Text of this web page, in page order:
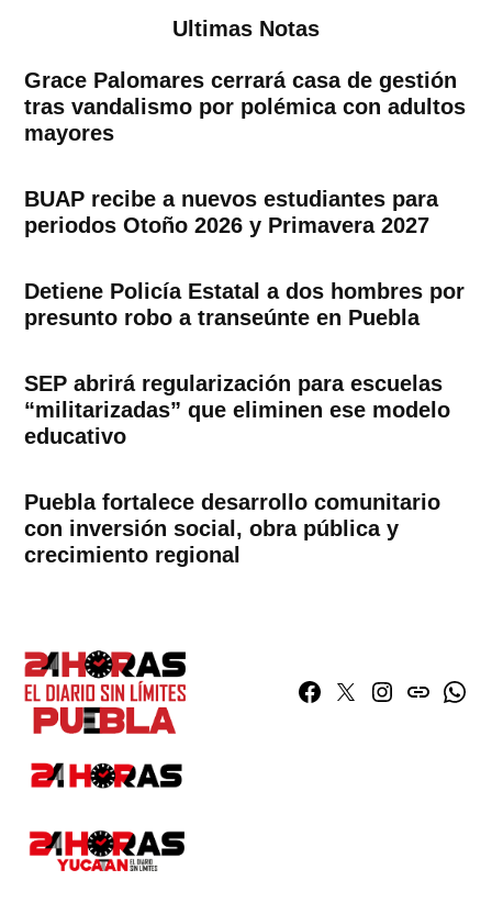
Ultimas Notas
Grace Palomares cerrará casa de gestión
tras vandalismo por polémica con adultos
mayores
BUAP recibe a nuevos estudiantes para
periodos Otoño 2026 y Primavera 2027
Detiene Policía Estatal a dos hombres por
presunto robo a transeúnte en Puebla
SEP abrirá regularización para escuelas
“militarizadas” que eliminen ese modelo
educativo
Puebla fortalece desarrollo comunitario
con inversión social, obra pública y
crecimiento regional
Facebook
TwitterInstagram
issuu